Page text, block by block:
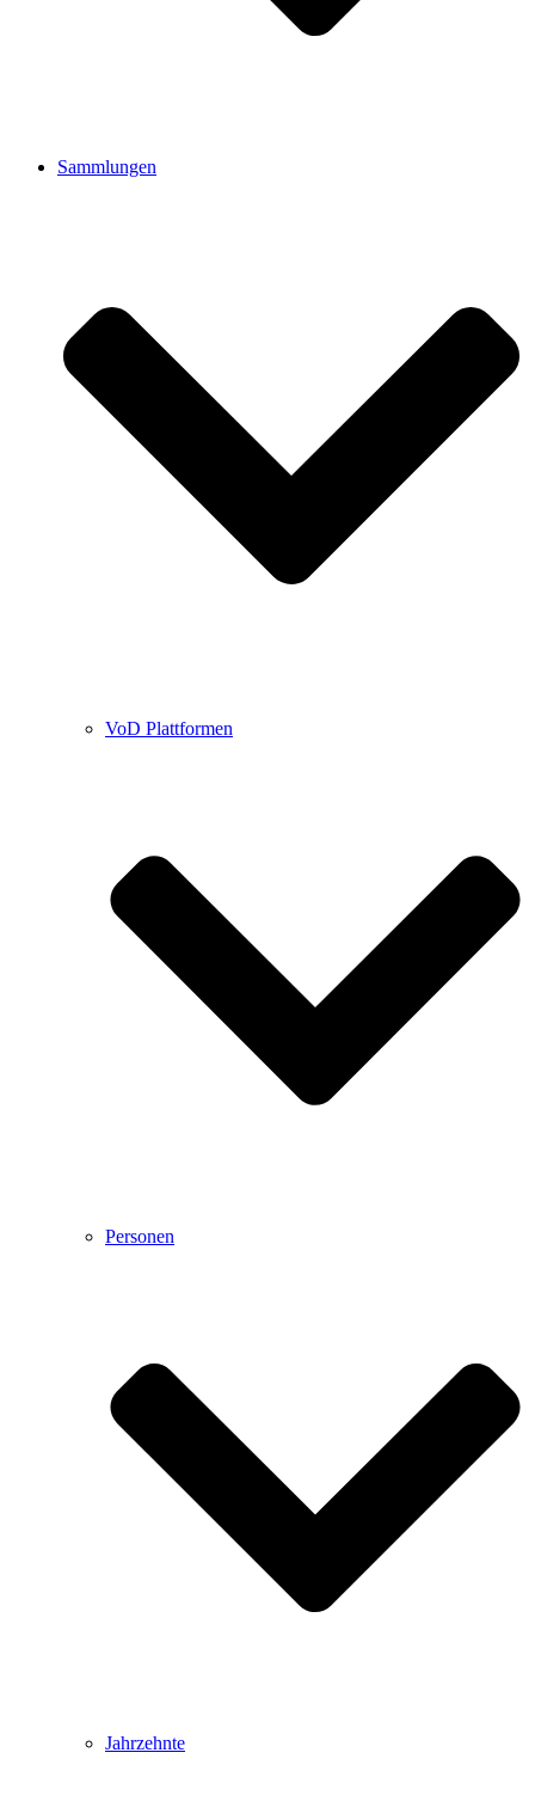
Sammlungen
VoD Plattformen
Personen
Jahrzehnte